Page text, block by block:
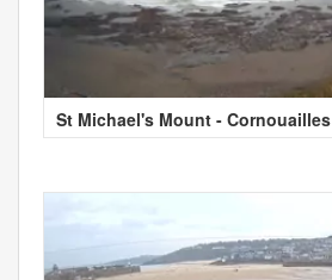
St Michael's Mount - Cornouailles